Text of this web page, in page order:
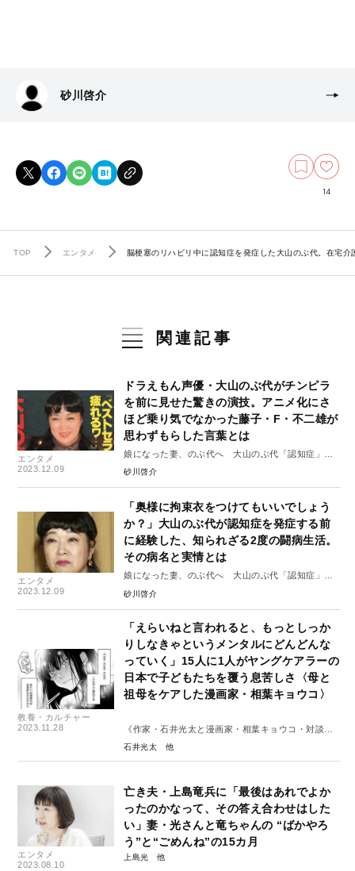
砂川啓介
14
TOP エンタメ 脳梗塞のリハビリ中に認知症を発症した大山のぶ代。在宅
関連記事
エンタメ
2023.12.09
ドラえもん声優・大山のぶ代がチンピラ
を前に見せた驚きの演技。アニメ化にさ
ほど乗り気でなかった藤子・F・不二雄が
思わずもらした言葉とは
娘になった妻、のぶ代へ 大山のぶ代「認知症」介
護日記 #1
砂川啓介
エンタメ
2023.12.09
「奥様に拘束衣をつけてもいいでしょう
か？」大山のぶ代が認知症を発症する前
に経験した、知られざる2度の闘病生活。
その病名と実情とは
娘になった妻、のぶ代へ 大山のぶ代「認知症」介
護日記 #2
砂川啓介
教養・カルチャー
2023.11.28
「えらいねと言われると、もっとしっか
りしなきゃというメンタルにどんどんな
っていく」15人に1人がヤングケアラーの
日本で子どもたちを覆う息苦しさ〈母と
祖母をケアした漫画家・相葉キョウコ〉
《作家・石井光太と漫画家・相葉キョウコ・対談》
前編
石井光太
エンタメ
2023.08.10
亡き夫・上島竜兵に「最後はあれでよか
ったのかなって、その答え合わせはした
い」妻・光さんと竜ちゃんの “ばかやろ
う”と“ごめんね”の15カ月
上島光